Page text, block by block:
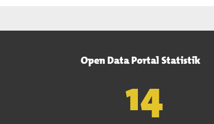
Open Data Portal Statistik
15